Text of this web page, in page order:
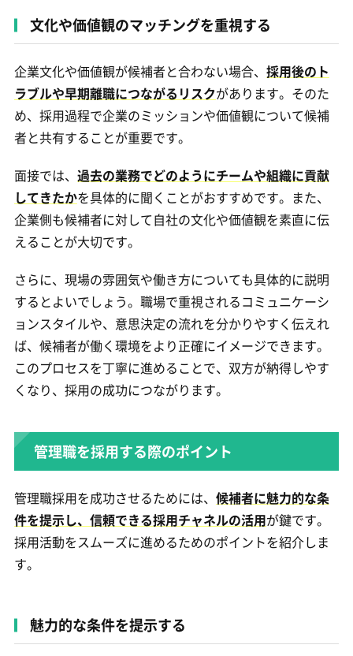
文化や価値観のマッチングを重視する
企業文化や価値観が候補者と合わない場合、 採用後のト
ラブルや早期離職につながるリスクがあります。そのた
め、採用過程で企業のミッションや価値観について候補
者と共有することが重要です。
面接では、 過去の業務でどのようにチームや組織に貢献
してきたかを具体的に聞くことがおすすめです。また、
企業側も候補者に対して自社の文化や価値観を素直に伝
えることが大切です。
さらに、現場の雰囲気や働き方についても具体的に説明
するとよいでしょう。職場で重視されるコミュニケーシ
ョンスタイルや、意思決定の流れを分かりやすく伝えれ
ば、候補者が働く環境をより正確にイメージできます。
このプロセスを丁寧に進めることで、双方が納得しやす
くなり、採用の成功につながります。
管理職を採用する際のポイント
管理職採用を成功させるためには、 候補者に魅力的な条
件を提示し、信頼できる採用チャネルの活用が鍵です。
採用活動をスムーズに進めるためのポイントを紹介しま
す。
魅力的な条件を提示する